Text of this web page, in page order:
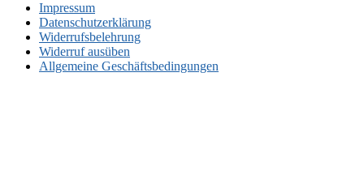
Impressum
Datenschutzerklärung
Widerrufsbelehrung
Widerruf ausüben
Allgemeine Geschäftsbedingungen